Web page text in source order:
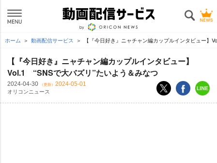
ホーム 動画配信サービス 【『今日好き』ニャチャン編カップルインタビュー】
【『今日好き』ニャチャン編カップルインタビュー】
Vol.1 “SNSで大バズリ”たいよう＆みなつ
2024-04-30 （更新） 2024-05-01
オリコンニュース